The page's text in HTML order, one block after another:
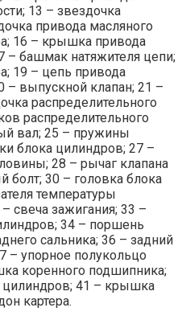
13 – звездочка
привода масляного
16 – крышка привода
– башмак натяжителя цепи;
19 – цепь привода
– выпускной клапан; 21 –
распределительного
распределительного
вал; 25 – пружины
блока цилиндров; 27 –
28 – рычаг клапана
болт; 30 – головка блока
температуры
свеча зажигания; 33 –
34 – поршень
сальника; 36 – задний
– упорное полукольцо
коренного подшипника;
цилиндров; 41 – крышка
картера.